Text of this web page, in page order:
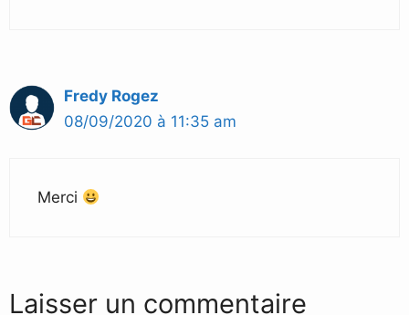
Fredy Rogez
08/09/2020 à 11:35 am
Merci
Laisser un commentaire